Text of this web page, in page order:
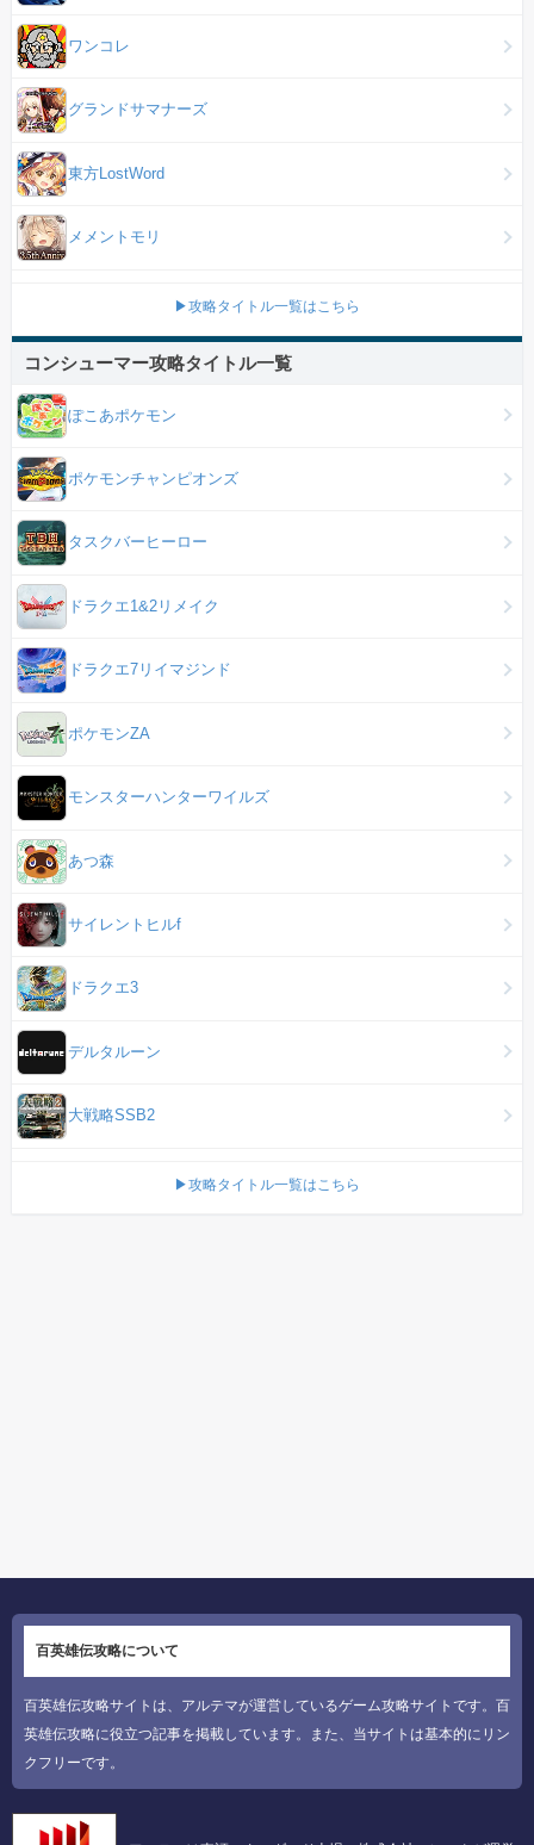
ワンコレ
グランドサマナーズ
東方LostWord
メメントモリ
▶攻略タイトル一覧はこちら
コンシューマー攻略タイトル一覧
ぽこあポケモン
ポケモンチャンピオンズ
タスクバーヒーロー
ドラクエ1&2リメイク
ドラクエ7リイマジンド
ポケモンZA
モンスターハンターワイルズ
あつ森
サイレントヒルf
ドラクエ3
デルタルーン
大戦略SSB2
▶攻略タイトル一覧はこちら
百英雄伝攻略について
百英雄伝攻略サイトは、アルテマが運営しているゲーム攻略サイトです。百
英雄伝攻略に役立つ記事を掲載しています。また、当サイトは基本的にリン
クフリーです。